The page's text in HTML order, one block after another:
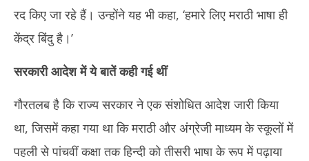
रद किए जा रहे हैं। उन्होंने यह भी कहा, ‘हमारे लिए मराठी भाषा ही
केंद्र बिंदु है।’
सरकारी आदेश में ये बातें कही गई थीं
गौरतलब है कि राज्य सरकार ने एक संशोधित आदेश जारी किया
था, जिसमें कहा गया था कि मराठी और अंग्रेजी माध्यम के स्कूलों में
पहली से पांचवीं कक्षा तक हिन्दी को तीसरी भाषा के रूप में पढ़ाया